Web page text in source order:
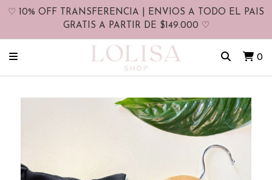
♡ 10% OFF TRANSFERENCIA | ENVIOS A TODO EL PAIS
GRATIS A PARTIR DE $149.000 ♡
0